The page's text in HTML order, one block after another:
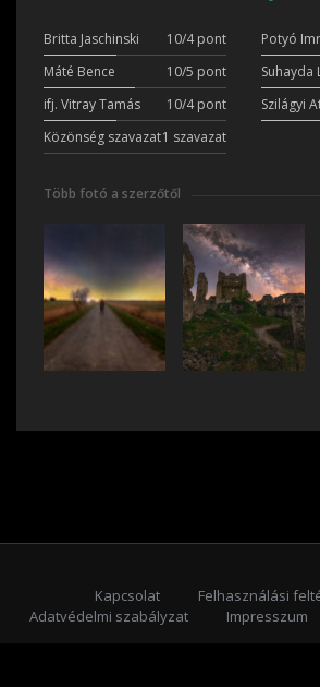
Britta Jaschinski 10/4 pont Potyó
Máté Bence
10/5 pont Suhayda
ifj. Vitray Tamás
10/4 pont Szilágyi
Közönség szavazat1 szavazat
Több fotó a szerzőtől
Kapcsolat
Felhasználási
Adatvédelmi szabályzat
Impresszum